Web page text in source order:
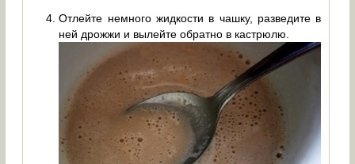
Отлейте немного жидкости в чашку, разведите в
ней дрожжи и вылейте обратно в кастрюлю.